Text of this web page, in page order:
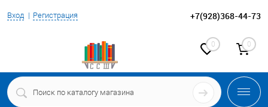
Вход Регистрация +7(928)368-44-73
0 0